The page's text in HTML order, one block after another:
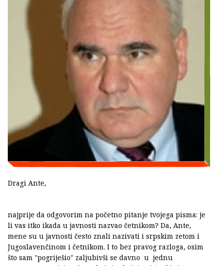
Dragi Ante,
najprije da odgovorim na početno pitanje tvojega pisma: je
li vas itko ikada u javnosti nazvao četnikom? Da, Ante,
mene su u javnosti često znali nazivati i srpskim zetom i
Jugoslavenčinom i četnikom. I to bez pravog razloga, osim
što sam "pogriješio" zaljubivši se davno u jednu